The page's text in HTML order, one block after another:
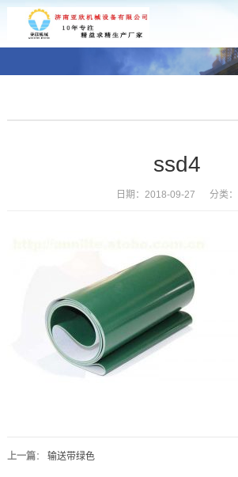
ssd4
日期：2018-09-27 分类：
上一篇： 输送带绿色